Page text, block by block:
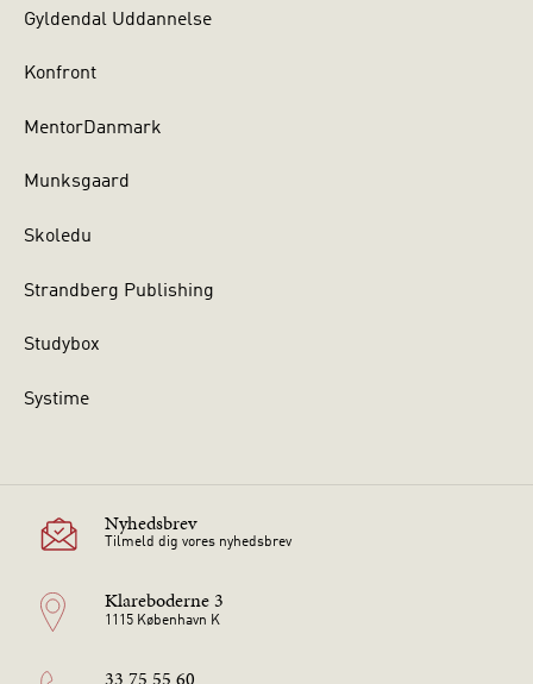
Gyldendal Uddannelse
Konfront
MentorDanmark
Munksgaard
Skoledu
Strandberg Publishing
Studybox
Systime
Nyhedsbrev
Tilmeld dig vores nyhedsbrev
Klareboderne 3
1115 København K
33 75 55 60